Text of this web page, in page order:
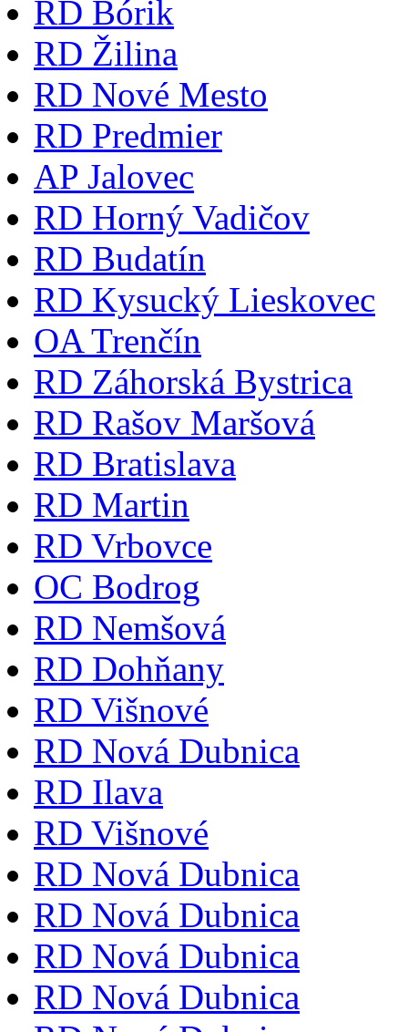
RD Bórik
RD Žilina
RD Nové Mesto
RD Predmier
AP Jalovec
RD Horný Vadičov
RD Budatín
RD Kysucký Lieskovec
OA Trenčín
RD Záhorská Bystrica
RD Rašov Maršová
RD Bratislava
RD Martin
RD Vrbovce
OC Bodrog
RD Nemšová
RD Dohňany
RD Višnové
RD Nová Dubnica
RD Ilava
RD Višnové
RD Nová Dubnica
RD Nová Dubnica
RD Nová Dubnica
RD Nová Dubnica